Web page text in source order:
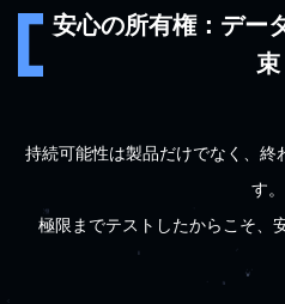
安心の所有権：デー
束
持続可能性は製品だけでなく、終
す。
極限までテストしたからこそ、